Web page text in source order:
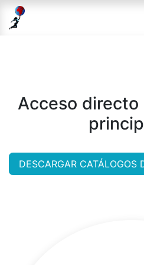
Acceso directo
DESCARGAR CATÁLOGOS